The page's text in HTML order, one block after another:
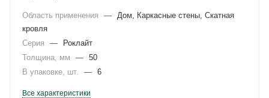
Область применения —
Дом, Каркасные стены, Скатная
кровля
Серия
—
Роклайт
Толщина, мм
— 50
В упаковке, шт.
— 6
Все характеристики